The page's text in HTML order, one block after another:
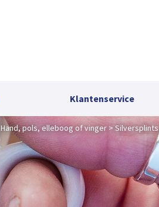
Klantenservice
Hand, pols, elleboog of vinger Silversplints